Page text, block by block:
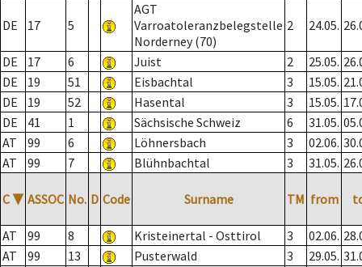
DE 17 5
AGT
Varroatoleranzbelegstelle
Norderney (70)
2 24.05.
DE 17 6 Juist 2 25.05.
DE
19 51 Eisbachtal 3 15.05.
DE
19 52 Hasental 3 15.05.
DE
41 1 Sächsische Schweiz 6 31.05.
AT
99 6 Löhnersbach 3 02.06.
AT
99 7 Blühnbachtal 3 31.05.
C ▼ ASSOC No. D Code Surname TM from
AT 99 8 Kristeinertal - Osttirol 3 02.06.
AT
99 13 Pusterwald 3 29.05.